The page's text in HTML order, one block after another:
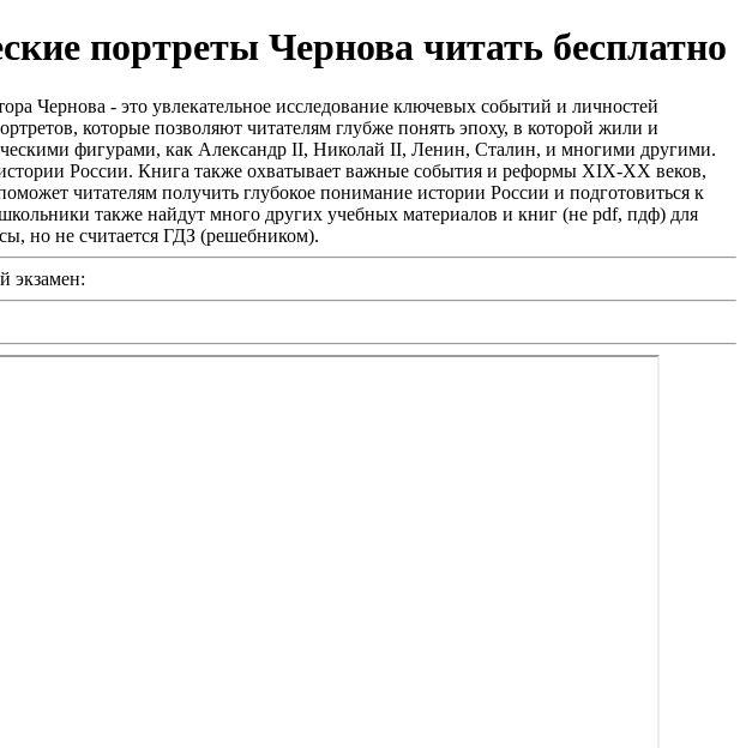
портреты Чернова читать бесплатно
Чернова - это увлекательное исследование ключевых событий и личностей
которые позволяют читателям глубже понять эпоху, в которой жили и
фигурами, как Александр II, Николай II, Ленин, Сталин, и многими другими.
России. Книга также охватывает важные события и реформы XIX-XX веков,
читателям получить глубокое понимание истории России и подготовиться к
также найдут много других учебных материалов и книг (не pdf, пдф) для
но не считается ГДЗ (решебником).
экзамен: